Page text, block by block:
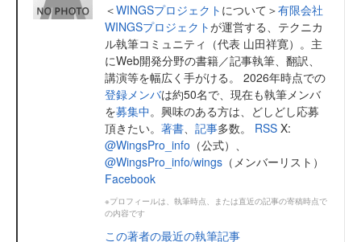
＜WINGSプロジェクト について＞有限会社
WINGSプロジェクトが運営する、テクニカ
ル執筆コミュニティ（代表 山田祥寛）。主
にWeb開発分野の書籍／記事執筆、翻訳、
講演等を幅広く手がける。 2026年時点での
登録メンバは約50名で、現在も執筆メンバ
を募集中。興味のある方は、どしどし応募
頂きたい。 著書 記事多数。 RSS X:
@WingsPro_info （公式）、
@WingsPro_info/wings （メンバーリスト）
Facebook
※プロフィールは、執筆時点、または直近の記事の寄稿時点で
の内容です
この著者の最近の執筆記事